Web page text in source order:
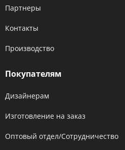
Партнеры
Контакты
Производство
Покупателям
Дизайнерам
Изготовление на заказ
Оптовый отдел/Сотрудничество